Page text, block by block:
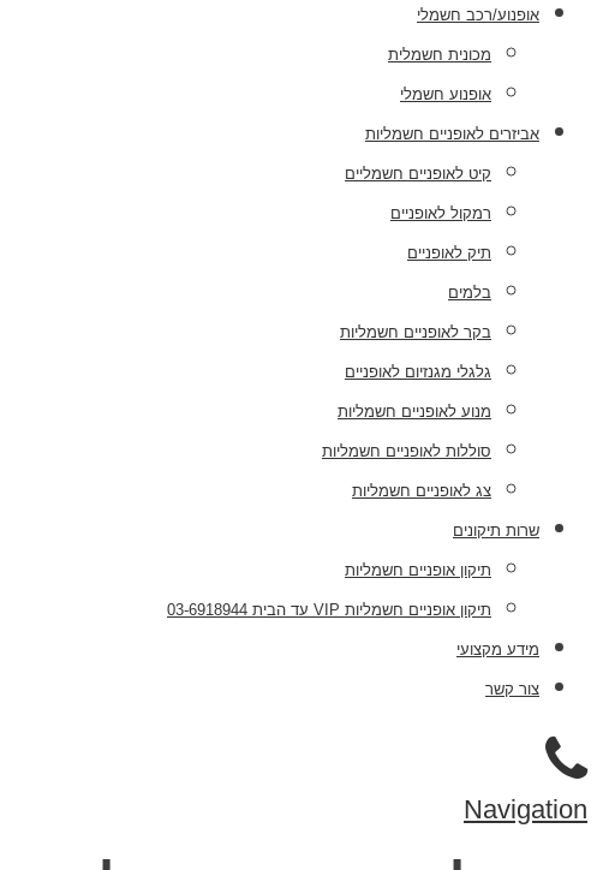
אופנוע/רכב חשמלי
מכונית חשמלית
אופנוע חשמלי
אביזרים לאופניים חשמליות
קיט לאופניים חשמליים
רמקול לאופניים
תיק לאופניים
בלמים
בקר לאופניים חשמליות
גלגלי מגנזיום לאופניים
מנוע לאופניים חשמליות
סוללות לאופניים חשמליות
צג לאופניים חשמליות
שרות תיקונים
תיקון אופניים חשמליות
תיקון אופניים חשמליות VIP עד הבית 03-6918944
מידע מקצועי
צור קשר
Navigation